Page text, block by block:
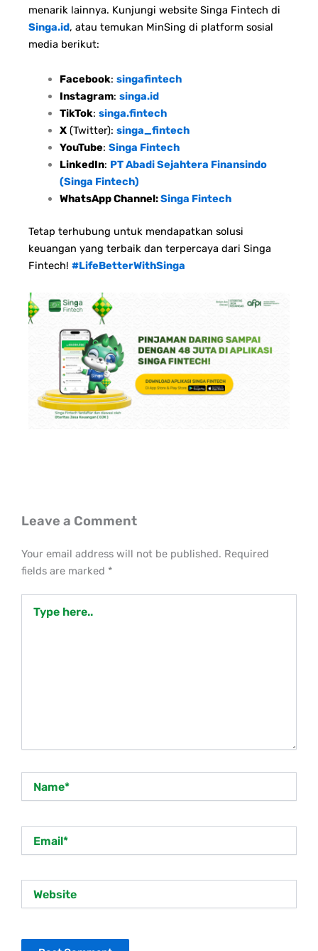
menarik lainnya. Kunjungi website Singa Fintech di
Singa.id, atau temukan MinSing di platform sosial
media berikut:
Facebook: singafintech
Instagram: singa.id
TikTok: singa.fintech
X(Twitter): singa_fintech
YouTube: Singa Fintech
LinkedIn: PT Abadi Sejahtera Finansindo
(Singa Fintech)
WhatsApp Channel:Singa Fintech
Tetap terhubung untuk mendapatkan solusi
keuangan yang terbaik dan terpercaya dari Singa
Fintech! #LifeBetterWithSinga
Leave a Comment
Your email address will not be published. Required
fields are marked *
here..